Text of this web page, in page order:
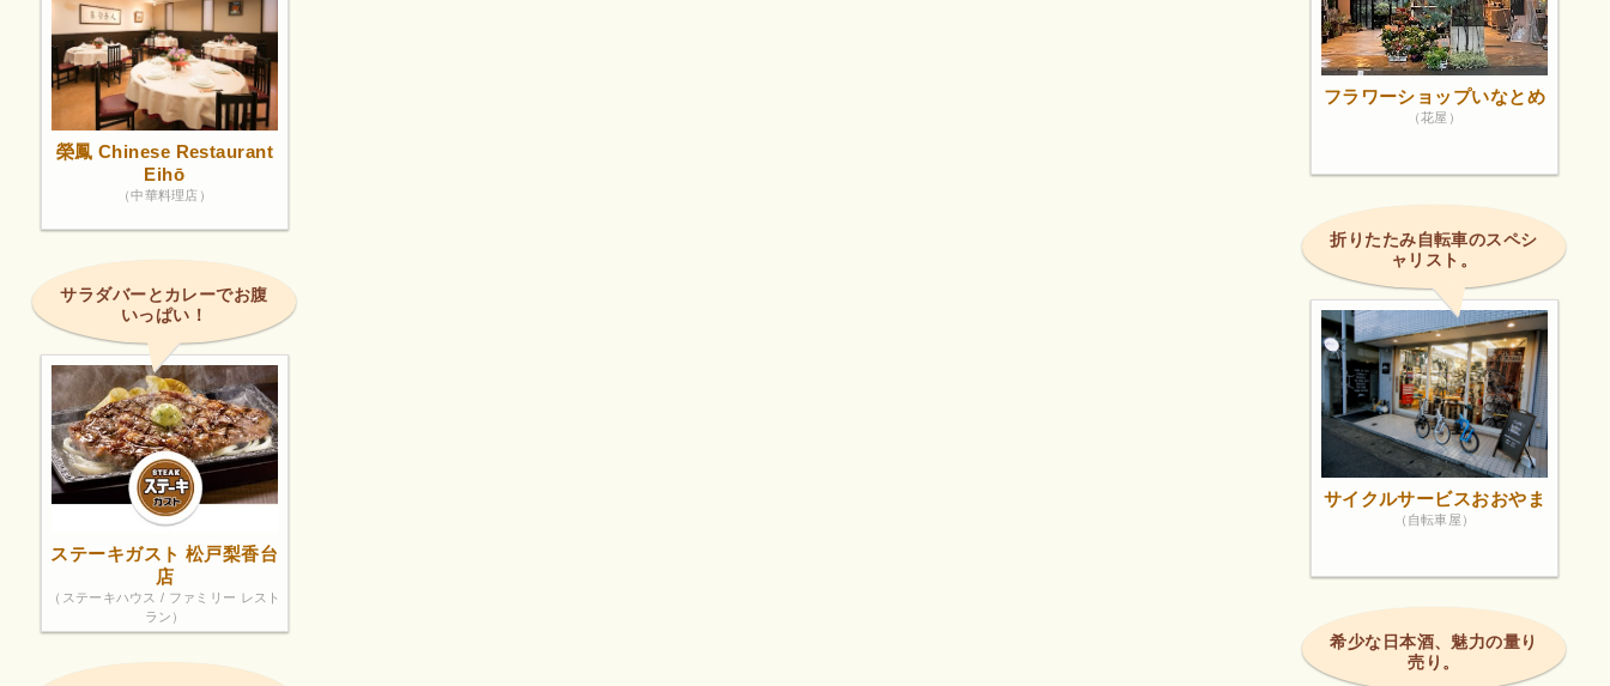
榮鳳 Chinese Restaurant
Eihō
（中華料理店）
サラダバーとカレーでお腹
いっぱい！
ステーキガスト 松戸梨香台
店
（ステーキハウス / ファミリー レスト
ラン）
フラワーショップいなとめ
（花屋）
折りたたみ自転車のスペシ
ャリスト。
サイクルサービスおおやま
（自転車屋）
希少な日本酒、魅力の量り
売り。